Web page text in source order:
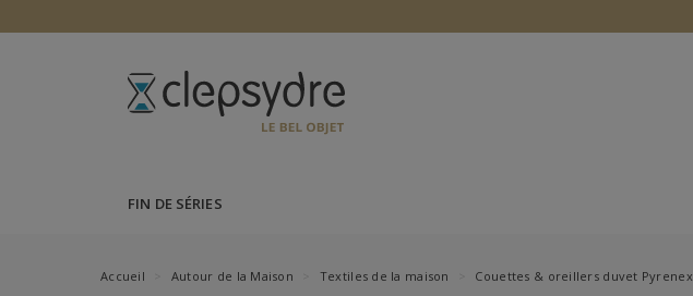
FIN DE SÉRIES
Accueil Autour de la Maison Textiles de la maison Couettes & oreillers duvet Pyrenex